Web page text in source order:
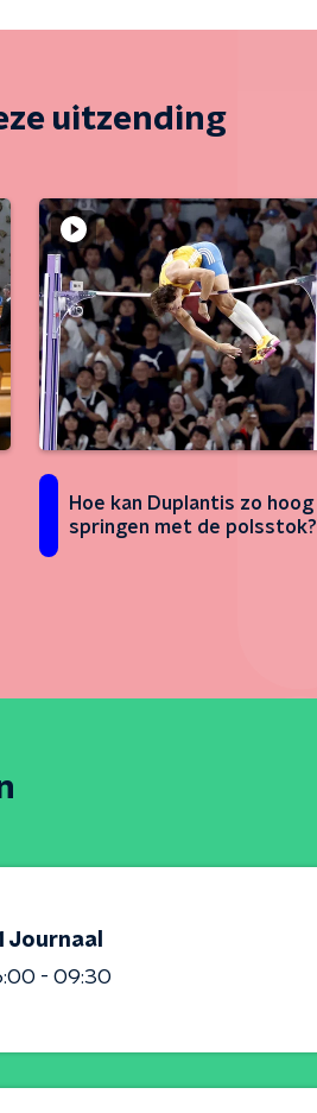
uitzending
Hoe kan Duplantis zo hoog
springen met de polsstok?
Journaal
- 09:30